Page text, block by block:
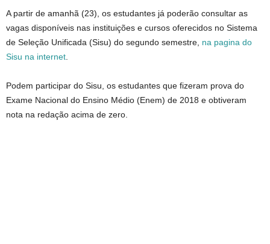
A partir de amanhã (23), os estudantes já poderão consultar as
vagas disponíveis nas instituições e cursos oferecidos no Sistema
de Seleção Unificada (Sisu) do segundo semestre, na pagina do
Sisu na internet.
Podem participar do Sisu, os estudantes que fizeram prova do
Exame Nacional do Ensino Médio (Enem) de 2018 e obtiveram
nota na redação acima de zero.